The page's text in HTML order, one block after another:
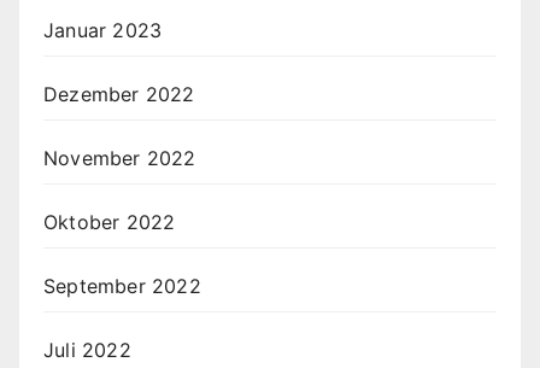
Januar 2023
Dezember 2022
November 2022
Oktober 2022
September 2022
Juli 2022